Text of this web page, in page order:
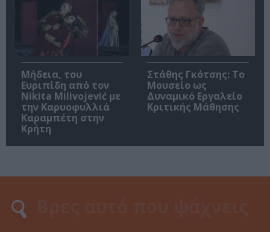
Μήδεια, του
Ευριπίδη από τον
Nikita Milivojević με
την Καρυοφυλλιά
Καραμπέτη στην
Κρήτη
Στάθης Γκότσης: Το
Μουσείο ως
Δυναμικό Εργαλείο
Κριτικής Μάθησης